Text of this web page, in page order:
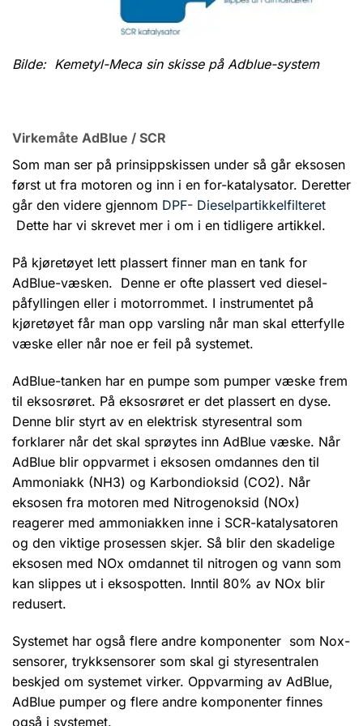
Bilde: Kemetyl-Meca sin skisse på Adblue-system
Virkemåte AdBlue / SCR
Som man ser på prinsippskissen under så går eksosen
først ut fra motoren og inn i en for-katalysator. Deretter
går den videre gjennom DPF- Dieselpartikkelfilteret
Dette har vi skrevet mer i om i en tidligere artikkel.
På kjøretøyet lett plassert finner man en tank for
AdBlue-væsken. Denne er ofte plassert ved diesel-
påfyllingen eller i motorrommet. I instrumentet på
kjøretøyet får man opp varsling når man skal etterfylle
væske eller når noe er feil på systemet.
AdBlue-tanken har en pumpe som pumper væske frem
til eksosrøret. På eksosrøret er det plassert en dyse.
Denne blir styrt av en elektrisk styresentral som
forklarer når det skal sprøytes inn AdBlue væske. Når
AdBlue blir oppvarmet i eksosen omdannes den til
Ammoniakk (NH3) og Karbondioksid (CO2). Når
eksosen fra motoren med Nitrogenoksid (NOx)
reagerer med ammoniakken inne i SCR-katalysatoren
og den viktige prosessen skjer. Så blir den skadelige
eksosen med NOx omdannet til nitrogen og vann som
kan slippes ut i eksospotten. Inntil 80% av NOx blir
redusert.
Systemet har også flere andre komponenter som Nox-
sensorer, trykksensorer som skal gi styresentralen
beskjed om systemet virker. Oppvarming av AdBlue,
AdBlue pumper og flere andre komponenter finnes
også i systemet.